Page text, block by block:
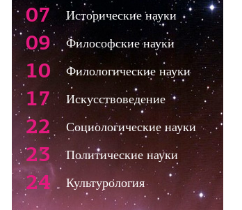
07 Исторические науки
09 Философские науки
10 Филологические науки
17 Искусствоведение
22 Социологические науки
23 Политические науки
24 Культурология